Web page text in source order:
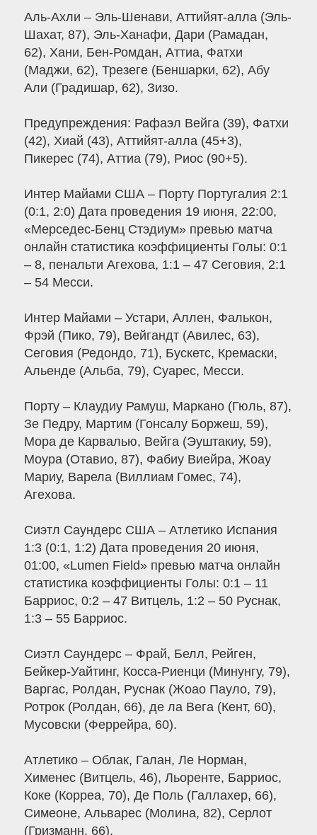
Аль-Ахли – Эль-Шенави, Аттийят-алла (Эль-
Шахат, 87), Эль-Ханафи, Дари (Рамадан,
62), Хани, Бен-Ромдан, Аттиа, Фатхи
(Маджи, 62), Трезеге (Беншарки, 62), Абу
Али (Градишар, 62), Зизо.
Предупреждения: Рафаэл Вейга (39), Фатхи
(42), Хиай (43), Аттийят-алла (45+3),
Пикерес (74), Аттиа (79), Риос (90+5).
Интер Майами США – Порту Португалия 2:1
(0:1, 2:0) Дата проведения 19 июня, 22:00,
«Мерседес-Бенц Стэдиум» превью матча
онлайн статистика коэффициенты Голы: 0:1
– 8, пенальти Агехова, 1:1 – 47 Сеговия, 2:1
– 54 Месси.
Интер Майами – Устари, Аллен, Фалькон,
Фрэй (Пико, 79), Вейгандт (Авилес, 63),
Сеговия (Редондо, 71), Бускетс, Кремаски,
Альенде (Альба, 79), Суарес, Месси.
Порту – Клаудиу Рамуш, Маркано (Гюль, 87),
Зе Педру, Мартим (Гонсалу Боржеш, 59),
Мора де Карвалью, Вейга (Эуштакиу, 59),
Моура (Отавио, 87), Фабиу Виейра, Жоау
Мариу, Варела (Виллиам Гомес, 74),
Агехова.
Сиэтл Саундерс США – Атлетико Испания
1:3 (0:1, 1:2) Дата проведения 20 июня,
01:00, «Lumen Field» превью матча онлайн
статистика коэффициенты Голы: 0:1 – 11
Барриос, 0:2 – 47 Витцель, 1:2 – 50 Руснак,
1:3 – 55 Барриос.
Сиэтл Саундерс – Фрай, Белл, Рейген,
Бейкер-Уайтинг, Косса-Риенци (Минунгу, 79),
Варгас, Ролдан, Руснак (Жоао Пауло, 79),
Ротрок (Ролдан, 66), де ла Вега (Кент, 60),
Мусовски (Феррейра, 60).
Атлетико – Облак, Галан, Ле Норман,
Хименес (Витцель, 46), Льоренте, Барриос,
Коке (Корреа, 70), Де Поль (Галлахер, 66),
Симеоне, Альварес (Молина, 82), Серлот
(Гризманн, 66).